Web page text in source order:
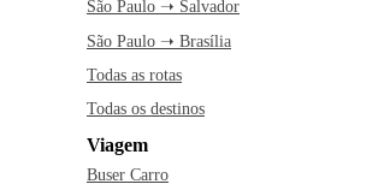
São Paulo ➝ Salvador
São Paulo ➝ Brasília
Todas as rotas
Todas os destinos
Viagem
Buser Carro